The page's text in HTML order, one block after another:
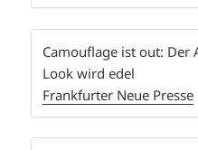
Camouflage ist out: Der
Look wird edel
Frankfurter Neue Presse